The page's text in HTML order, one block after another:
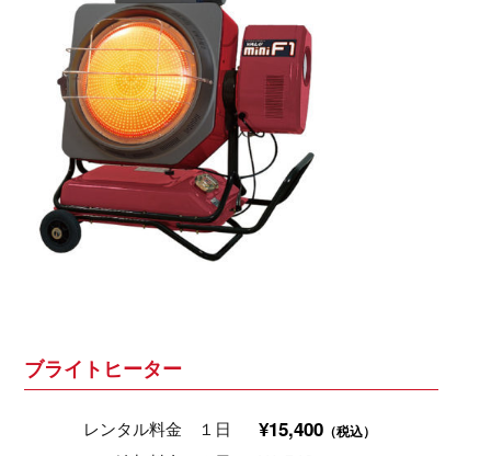
ブライトヒーター
レンタル料金 １日 ¥15,400 （税込）